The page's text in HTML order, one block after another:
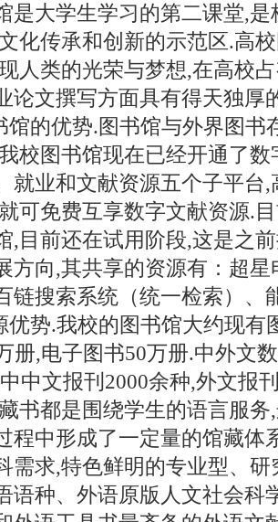
是大学生学习的第二课堂,
化传承和创新的示范区.高
人类的光荣与梦想,在高校
论文撰写方面具有得天独厚
馆的优势.图书馆与外界图书
校图书馆现在已经开通了
就业和文献资源五个子平台
可免费互享数字文献资源.
,目前还在试用阶段,这是之
方向,其共享的资源有：超
链搜索系统（统一检索）、
优势.我校的图书馆大约现有
册,电子图书50万册.中外文
中文报刊2000余种,外文报
书都是围绕学生的语言服
程中形成了一定量的馆藏体
需求,特色鲜明的专业型、
语种、外语原版人文社会科